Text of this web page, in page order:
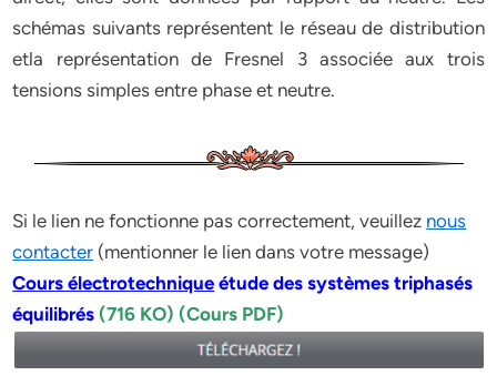
schémas suivants représentent le réseau de distribution
etla représentation de Fresnel 3 associée aux trois
tensions simples entre phase et neutre.
Si le lien ne fonctionne pas correctement, veuillez nous
contacter (mentionner le lien dans votre message)
Cours électrotechnique étude des systèmes triphasés
équilibrés(716 KO) (Cours PDF)